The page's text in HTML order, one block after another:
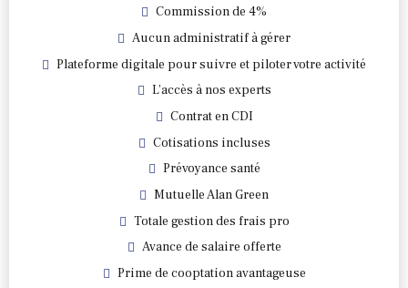
Commission de 4%
Aucun administratif à gérer
Plateforme digitale pour suivre et piloter votre activité
L’accès à nos experts
Contrat en CDI
Cotisations incluses
Prévoyance santé
Mutuelle Alan Green
Totale gestion des frais pro
Avance de salaire offerte
Prime de cooptation avantageuse